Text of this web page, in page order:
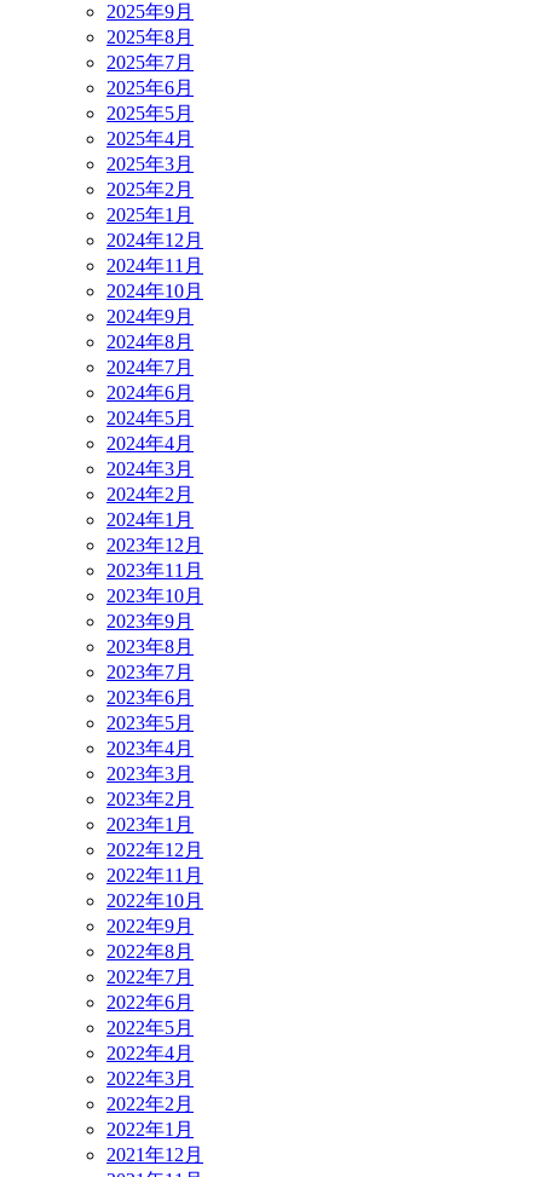
2025年9月
2025年8月
2025年7月
2025年6月
2025年5月
2025年4月
2025年3月
2025年2月
2025年1月
2024年12月
2024年11月
2024年10月
2024年9月
2024年8月
2024年7月
2024年6月
2024年5月
2024年4月
2024年3月
2024年2月
2024年1月
2023年12月
2023年11月
2023年10月
2023年9月
2023年8月
2023年7月
2023年6月
2023年5月
2023年4月
2023年3月
2023年2月
2023年1月
2022年12月
2022年11月
2022年10月
2022年9月
2022年8月
2022年7月
2022年6月
2022年5月
2022年4月
2022年3月
2022年2月
2022年1月
2021年12月